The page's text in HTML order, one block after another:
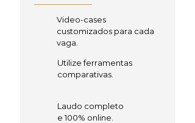
Video-cases
customizados para cada
vaga.
Utilize ferramentas
comparativas.
Laudo completo
e 100% online.